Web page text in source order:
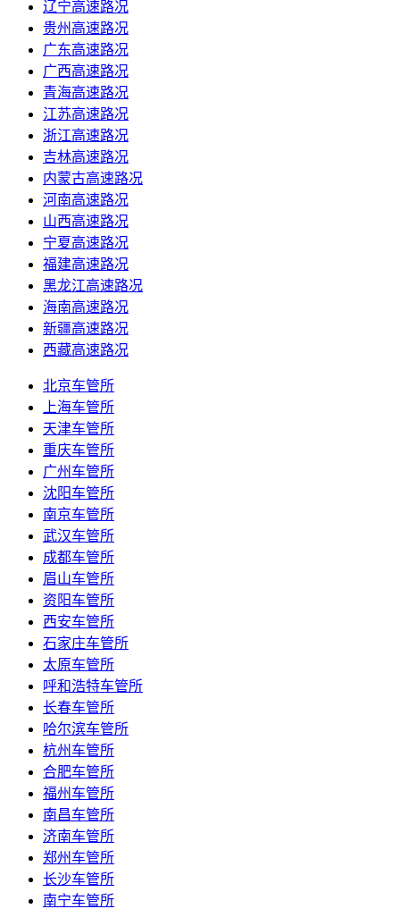
辽宁高速路况
贵州高速路况
广东高速路况
广西高速路况
青海高速路况
江苏高速路况
浙江高速路况
吉林高速路况
内蒙古高速路况
河南高速路况
山西高速路况
宁夏高速路况
福建高速路况
黑龙江高速路况
海南高速路况
新疆高速路况
西藏高速路况
北京车管所
上海车管所
天津车管所
重庆车管所
广州车管所
沈阳车管所
南京车管所
武汉车管所
成都车管所
眉山车管所
资阳车管所
西安车管所
石家庄车管所
太原车管所
呼和浩特车管所
长春车管所
哈尔滨车管所
杭州车管所
合肥车管所
福州车管所
南昌车管所
济南车管所
郑州车管所
长沙车管所
南宁车管所